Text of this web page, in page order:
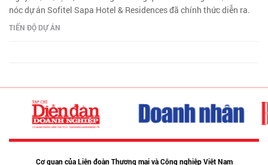
nóc dự án Sofitel Sapa Hotel & Residences đã chính thức diễn ra.
TIẾN ĐỘ DỰ ÁN
Cơ quan của Liên đoàn Thương mại và Công nghiệp Việt Nam